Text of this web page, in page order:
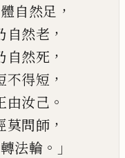
自然足 ，
自然老 ，
自然死 ，
不得短 ，
由汝己 。
莫問師 ，
法輪 。」